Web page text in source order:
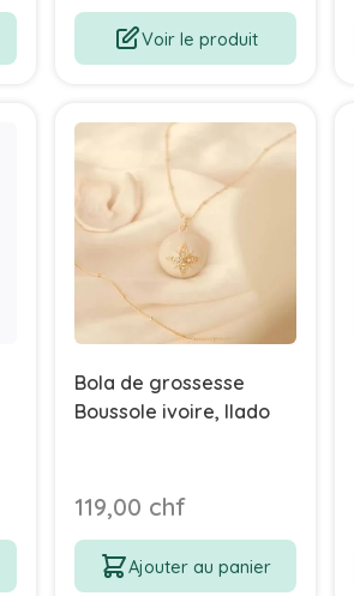
Voir le produit
Bola de grossesse
Boussole ivoire, Ilado
119,00 chf
Ajouter au panier